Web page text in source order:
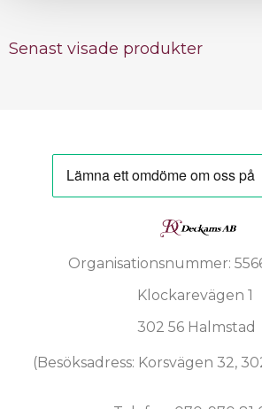
Senast visade produkter
Organisationsnummer:
Klockarevägen 1
302 56 Halmstad
(Besöksadress: Korsvägen 32,